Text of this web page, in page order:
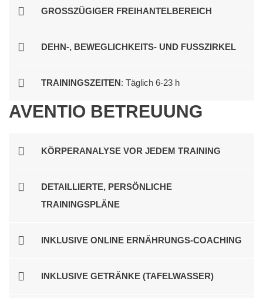
GROSSZÜGIGER FREIHANTELBEREICH
DEHN-, BEWEGLICHKEITS- UND FUSSZIRKEL
TRAININGSZEITEN: Täglich 6-23 h
AVENTIO BETREUUNG
KÖRPERANALYSE VOR JEDEM TRAINING
DETAILLIERTE, PERSÖNLICHE
TRAININGSPLÄNE
INKLUSIVE ONLINE ERNÄHRUNGS-COACHING
INKLUSIVE GETRÄNKE (TAFELWASSER)